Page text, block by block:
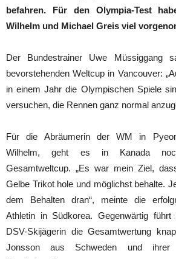
befahren. Für den Olympia-Test
Wilhelm und Michael Greis viel
Der Bundestrainer Uwe Müssiggang
bevorstehenden Weltcup in Vancouver:
in einem Jahr die Olympischen Spiele
versuchen, die Rennen ganz normal
Für die Abräumerin der WM in
Wilhelm, geht es in Kanada
Gesamtweltcup. „Es war mein Ziel,
Gelbe Trikot hole und möglichst behalte.
dem Behalten dran“, meinte die
Athletin in Südkorea. Gegenwärtig führt
DSV-Skijägerin die Gesamtwertung
Jonsson aus Schweden und ihrer